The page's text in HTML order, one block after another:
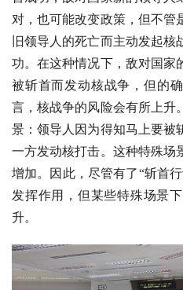
对，也可能改变政策，但不管
旧领导人的死亡而主动发起
功。在这种情况下，敌对国家
被斩首而发动核战争，但的
言，核战争的风险会有所上升
景：领导人因为得知马上要被
一方发动核打击。这种特殊场
增加。因此，尽管有了“斩首
发挥作用，但某些特殊场景
升。